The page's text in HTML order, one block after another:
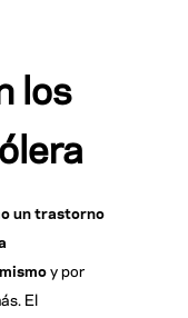
los
un trastorno
y por
El